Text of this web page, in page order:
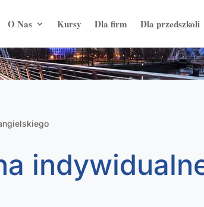
O Nas Kursy Dla firm Dla przedszkoli